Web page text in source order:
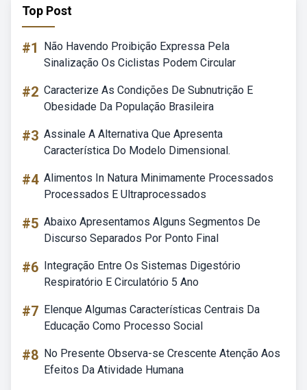
Top Post
#1
Não Havendo Proibição Expressa Pela
Sinalização Os Ciclistas Podem Circular
#2 Caracterize As Condições De Subnutrição E
Obesidade Da População Brasileira
#3 Assinale A Alternativa Que Apresenta
Característica Do Modelo Dimensional.
#4 Alimentos In Natura Minimamente Processados
Processados E Ultraprocessados
#5 Abaixo Apresentamos Alguns Segmentos De
Discurso Separados Por Ponto Final
#6 Integração Entre Os Sistemas Digestório
Respiratório E Circulatório 5 Ano
#7 Elenque Algumas Características Centrais Da
Educação Como Processo Social
#8 No Presente Observa-se Crescente Atenção Aos
Efeitos Da Atividade Humana